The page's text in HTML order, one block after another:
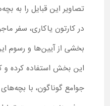
تصاویر این قبایل را به
در کارتون یاکاری، سفر
بخشی از آیین‌ها و رسوم
این بخش استفاده کرده و
جوامع گوناگون، با